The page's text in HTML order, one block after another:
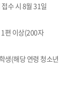
수 시 8월 31일
편 이상(200자
생(해당 연령 청소년